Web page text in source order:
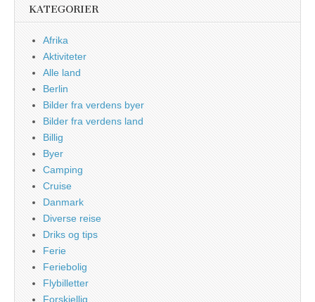
KATEGORIER
Afrika
Aktiviteter
Alle land
Berlin
Bilder fra verdens byer
Bilder fra verdens land
Billig
Byer
Camping
Cruise
Danmark
Diverse reise
Driks og tips
Ferie
Feriebolig
Flybilletter
Forskjellig